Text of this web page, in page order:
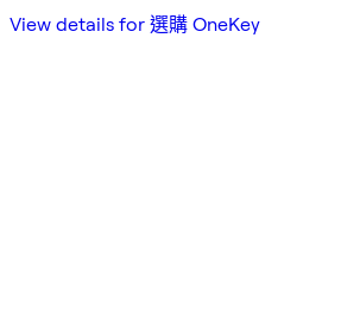
View details for 選購 OneKey